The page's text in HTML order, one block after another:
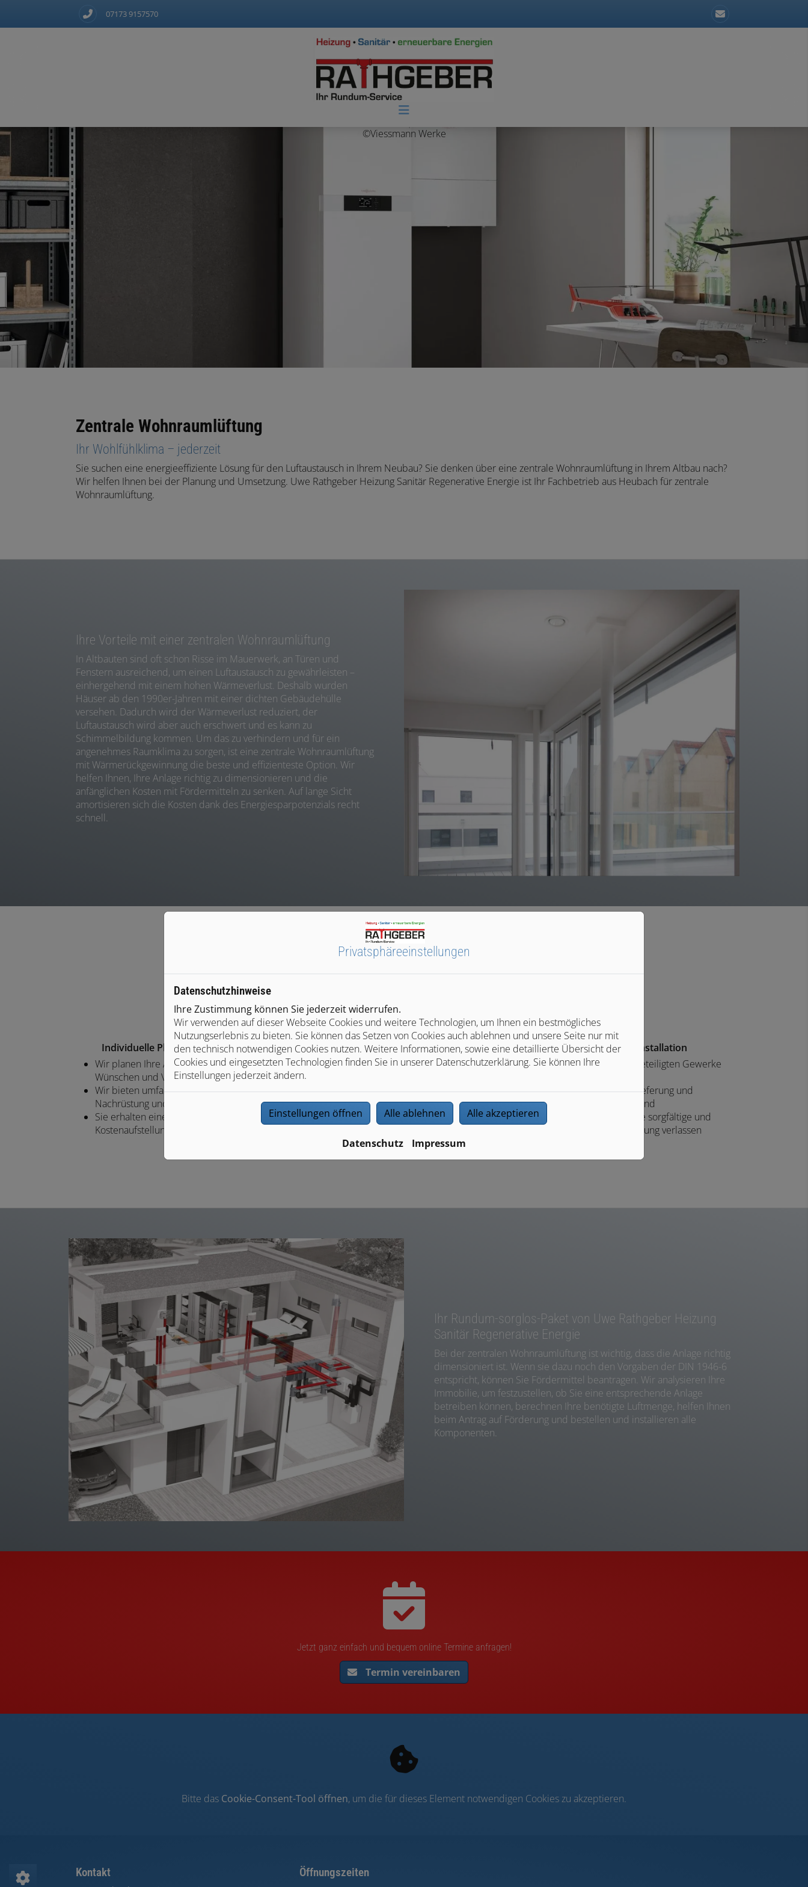
07173 9157570
©Viessmann Werke
Zentrale Wohnraumlüftung
Ihr Wohlfühlklima – jederzeit
Sie suchen eine energieeffiziente Lösung für den Luftaustausch in Ihrem Neubau? Sie denken über eine zentrale Wohnraumlüftung in Ihrem Altbau nach?
Wir helfen Ihnen bei der Planung und Umsetzung. Uwe Rathgeber Heizung Sanitär Regenerative Energie ist Ihr Fachbetrieb aus Heubach für zentrale
Wohnraumlüftung.
Ihre Vorteile mit einer zentralen Wohnraumlüftung
In Altbauten sind oft schon Risse im Mauerwerk, an Türen und
Fenstern ausreichend, um einen Luftaustausch zu gewährleisten –
einhergehend mit einem hohen Wärmeverlust. Deshalb wurden
Häuser ab den 1990er-Jahren mit einer dichten Gebäudehülle
versehen. Dadurch wird der Wärmeverlust reduziert, der
Luftaustausch wird aber auch erschwert und es kann zu
Schimmelbildung kommen. Um das zu verhindern und für ein
angenehmes Raumklima zu sorgen, ist eine zentrale Wohnraumlüftung
mit Wärmerückgewinnung die beste und effizienteste Option. Wir
helfen Ihnen, Ihre Anlage richtig zu dimensionieren und die
anfänglichen Kosten mit Fördermitteln zu senken. Auf lange Sicht
amortisieren sich die Kosten dank des Energiesparpotenzials recht
schnell.
Unser Angebot für Sie
Individuelle Planung und Beratung
Wir planen Ihre Anlage basierend auf Ihren
Wünschen und Vorstellungen
Wir bieten umfassende Beratung bei
Nachrüstung und Neubau
Sie erhalten eine transparente
Kostenaufstellung ohne Überraschungen
Hohe Qualität und fachgerechte
Ausführung
Produkte führender Marken
Sie profitieren von umfassenden
Garantieleistungen
Instandhaltung
Professionelle Installation
Wir koordinieren alle beteiligten Gewerke
Sie erhalten Planung, Lieferung und
Installation aus einer Hand
Sie können sich auf eine sorgfältige und
termingerechte Ausführung verlassen
Ihr Rundum-sorglos-Paket von Uwe Rathgeber Heizung
Sanitär Regenerative Energie
Bei der zentralen Wohnraumlüftung ist wichtig, dass die Anlage richtig
dimensioniert ist. Wenn sie dazu noch den Vorgaben der DIN 1946-6
entspricht, können Sie Fördermittel beantragen. Wir analysieren Ihre
Immobilie, um festzustellen, ob Sie eine entsprechende Anlage
betreiben können, berechnen Ihre benötigte Luftmenge, helfen Ihnen
beim Antrag auf Förderung und bestellen und installieren alle
Komponenten.
Jetzt ganz einfach und bequem online Termine anfragen!
Termin vereinbaren
Bitte das Cookie-Consent-Tool öffnen, um die für dieses Element notwendigen Cookies zu akzeptieren.
Footer - Kontaktdaten und Öffnungszeiten
Kontakt Öffnungszeiten
Privatsphäre­einstellungen
Datenschutzhinweise
Ihre Zustimmung können Sie jederzeit widerrufen.
Wir verwenden auf dieser Webseite Cookies und weitere Technologien, um Ihnen ein bestmögliches
Nutzungserlebnis zu bieten. Sie können das Setzen von Cookies auch ablehnen und unsere Seite nur mit
den technisch notwendigen Cookies nutzen. Weitere Informationen, sowie eine detaillierte Übersicht der
Cookies und eingesetzten Technologien finden Sie in unserer Datenschutzerklärung. Sie können Ihre
Einstellungen jederzeit ändern.
Einstellungen öffnen Alle ablehnen Alle akzeptieren
Datenschutz Impressum